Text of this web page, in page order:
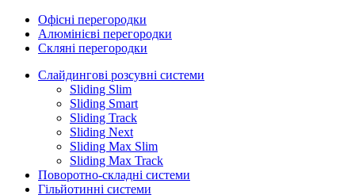
Офісні перегородки
Алюмінієві перегородки
Скляні перегородки
Слайдингові розсувні системи
Sliding Slim
Sliding Smart
Sliding Track
Sliding Next
Sliding Max Slim
Sliding Max Track
Поворотно-складні системи
Гільйотинні системи